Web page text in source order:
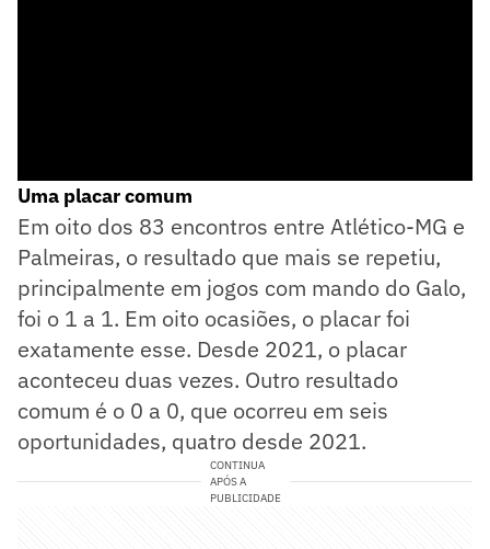
Uma placar comum
Em oito dos 83 encontros entre Atlético-MG e
Palmeiras, o resultado que mais se repetiu,
principalmente em jogos com mando do Galo,
foi o 1 a 1. Em oito ocasiões, o placar foi
exatamente esse. Desde 2021, o placar
aconteceu duas vezes. Outro resultado
comum é o 0 a 0, que ocorreu em seis
oportunidades, quatro desde 2021.
CONTINUA
APÓS A
PUBLICIDADE